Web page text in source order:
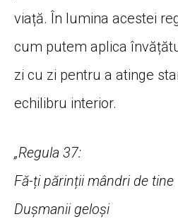
viață. În lumina acestei
cum putem aplica
zi cu zi pentru a atinge
echilibru interior.
„Regula 37:
Fă-ți părinții mândri de tine
Dușmanii geloși